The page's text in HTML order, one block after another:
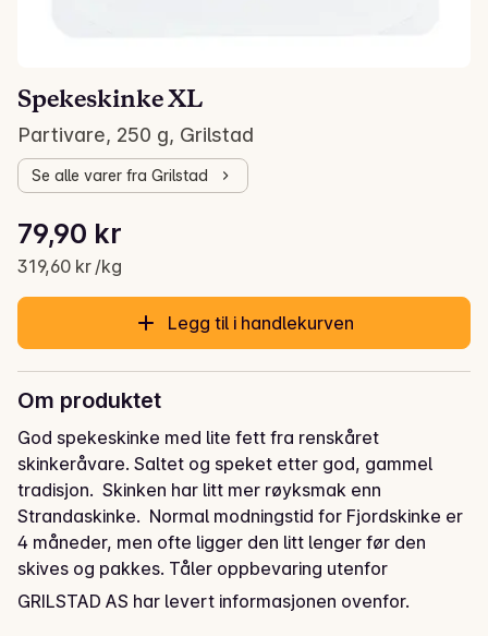
Spekeskinke XL
Partivare, 250 g, Grilstad
Se alle varer fra Grilstad
Gjeldende pris er: 79,90 kr
79,90 kr
319,60 kr /kg
Stykkpris: 319,60 kr /kg
Legg til i handlekurven
Om produktet
God spekeskinke med lite fett fra renskåret
skinkeråvare. Saltet og speket etter god, gammel
tradisjon.  Skinken har litt mer røyksmak enn
Strandaskinke.  Normal modningstid for Fjordskinke er
4 måneder, men ofte ligger den litt lenger før den
skives og pakkes. Tåler oppbevaring utenfor
kjøleskap.
GRILSTAD AS har levert informasjonen ovenfor.